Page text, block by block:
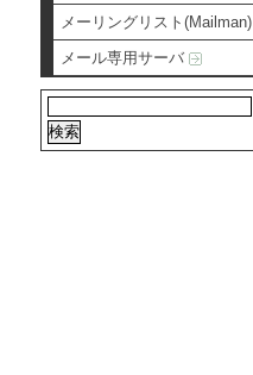
メーリングリスト(Mailman)
メール専用サーバ